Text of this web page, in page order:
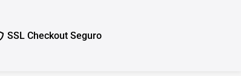
SSL Checkout Seguro